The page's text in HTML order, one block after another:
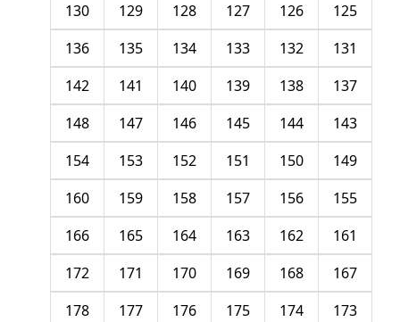
125
126
127
128
129
130
131
132
133
134
135
136
137
138
139
140
141
142
143
144
145
146
147
148
149
150
151
152
153
154
155
156
157
158
159
160
161
162
163
164
165
166
167
168
169
170
171
172
173
174
175
176
177
178